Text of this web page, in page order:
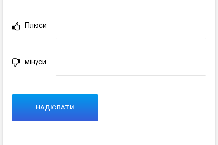
Плюси
мінуси